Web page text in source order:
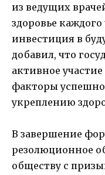
из ведущих
здоровье
инвестиция в
добавил, что
активное
факторы
укреплению
В завершение
резолюционное
обществу с